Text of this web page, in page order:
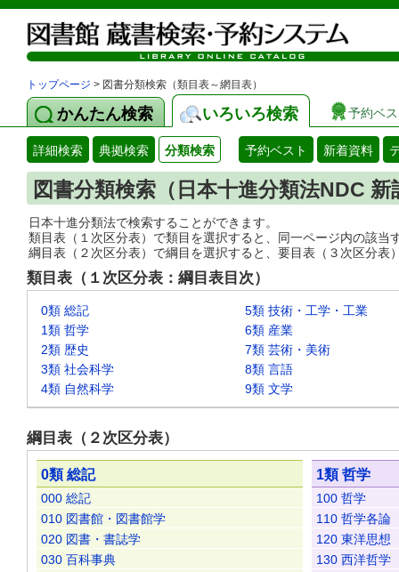
トップページ > 図書分類検索（類目表～網目表）
かんたん検索 いろいろ検索 予約ベ
詳細検索 典拠検索 分類検索 予約ベスト 新着資料
図書分類検索（日本十進分類法NDC
日本十進分類法で検索することができます。
類目表（１次区分表）で類目を選択すると、同一ページ内の該当
綱目表（２次区分表）で綱目を選択すると、要目表（３次区分表
類目表（１次区分表：綱目表目次）
0類 総記
1類 哲学
2類 歴史
3類 社会科学
4類 自然科学
5類 技術・工学・工業
6類 産業
7類 芸術・美術
8類 言語
9類 文学
綱目表（２次区分表）
0類 総記
000 総記
010 図書館・図書館学
020 図書・書誌学
030 百科事典
1類 哲学
100 哲学
110 哲学各論
120 東洋思想
130 西洋哲学